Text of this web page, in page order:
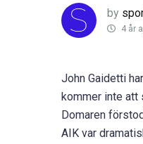
by
4 år
John Gaidetti
kommer inte att
Domaren
AIK var